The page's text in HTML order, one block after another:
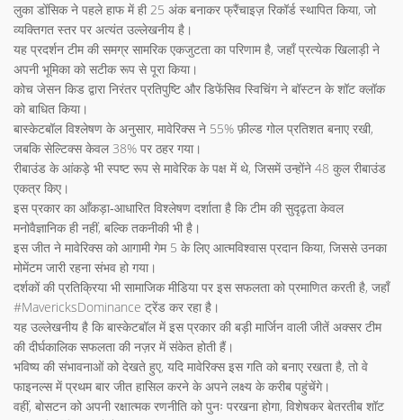
लुका डोंसिक ने पहले हाफ में ही 25 अंक बनाकर फ्रैंचाइज़ रिकॉर्ड स्थापित किया, जो
व्यक्तिगत स्तर पर अत्यंत उल्लेखनीय है।
यह प्रदर्शन टीम की समग्र सामरिक एकजुटता का परिणाम है, जहाँ प्रत्येक खिलाड़ी ने
अपनी भूमिका को सटीक रूप से पूरा किया।
कोच जेसन किड द्वारा निरंतर प्रतिपुष्टि और डिफेंसिव स्विचिंग ने बॉस्टन के शॉट क्लॉक
को बाधित किया।
बास्केटबॉल विश्लेषण के अनुसार, मावेरिक्स ने 55% फ़ील्ड गोल प्रतिशत बनाए रखी,
जबकि सेल्टिक्स केवल 38% पर ठहर गया।
रीबाउंड के आंकड़े भी स्पष्ट रूप से मावेरिक के पक्ष में थे, जिसमें उन्होंने 48 कुल रीबाउंड
एकत्र किए।
इस प्रकार का आँकड़ा‑आधारित विश्लेषण दर्शाता है कि टीम की सुदृढ़ता केवल
मनोवैज्ञानिक ही नहीं, बल्कि तकनीकी भी है।
इस जीत ने मावेरिक्स को आगामी गेम 5 के लिए आत्मविश्वास प्रदान किया, जिससे उनका
मोमेंटम जारी रहना संभव हो गया।
दर्शकों की प्रतिक्रिया भी सामाजिक मीडिया पर इस सफलता को प्रमाणित करती है, जहाँ
#MavericksDominance ट्रेंड कर रहा है।
यह उल्लेखनीय है कि बास्केटबॉल में इस प्रकार की बड़ी मार्जिन वाली जीतें अक्सर टीम
की दीर्घकालिक सफलता की नज़र में संकेत होती हैं।
भविष्य की संभावनाओं को देखते हुए, यदि मावेरिक्स इस गति को बनाए रखता है, तो वे
फाइनल्स में प्रथम बार जीत हासिल करने के अपने लक्ष्य के करीब पहुंचेंगे।
वहीं, बोसटन को अपनी रक्षात्मक रणनीति को पुनः परखना होगा, विशेषकर बेतरतीब शॉट